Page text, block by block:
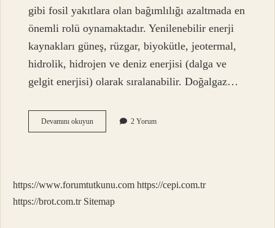
gibi fosil yakıtlara olan bağımlılığı azaltmada en
önemli rolü oynamaktadır. Yenilenebilir enerji
kaynakları güneş, rüzgar, biyokütle, jeotermal,
hidrolik, hidrojen ve deniz enerjisi (dalga ve
gelgit enerjisi) olarak sıralanabilir. Doğalgaz…
Devamını okuyunTemiz
Ve
2 Yorum
https://www.forumtutkunu.com https://cepi.com.tr
https://brot.com.tr Sitemap